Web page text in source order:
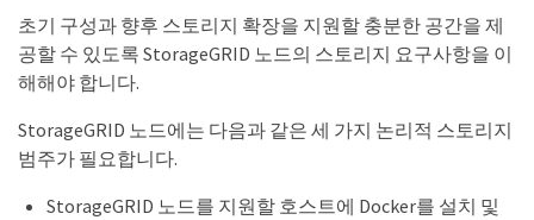
초기 구성과 향후 스토리지 확장을 지원할 충분한 공간을 제
공할 수 있도록 StorageGRID 노드의 스토리지 요구사항을 이
해해야 합니다.
StorageGRID 노드에는 다음과 같은 세 가지 논리적 스토리지
범주가 필요합니다.
StorageGRID 노드를 지원할 호스트에 Docker를 설치 및